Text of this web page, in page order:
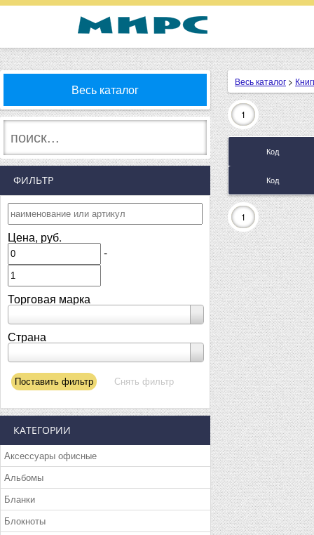
Весь каталог
ФИЛЬТР
Цена, руб.
-
Торговая марка
Страна
КАТЕГОРИИ
Аксессуары офисные
Альбомы
Бланки
Блокноты
Весь каталог >
1
Код
Код
1